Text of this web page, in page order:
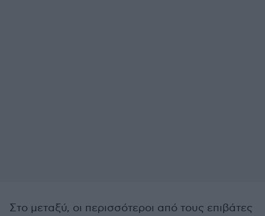
Στο μεταξύ, οι περισσότεροι από τους επιβάτες